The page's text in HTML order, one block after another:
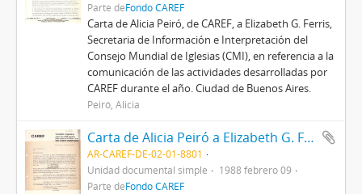
Parte deFondo CAREF
Carta de Alicia Peiró, de CAREF, a Elizabeth G. Ferris,
Secretaria de Información e Interpretación del
Consejo Mundial de Iglesias (CMI), en referencia a la
comunicación de las actividades desarrolladas por
CAREF durante el año. Ciudad de Buenos Aires.
Peiró, Alicia
Carta de Alicia Peiró a Elizabeth G. Ferris
AR-CAREF-DE-02-01-8801
Unidad documental simple
1988 febrero 09
Parte deFondo CAREF